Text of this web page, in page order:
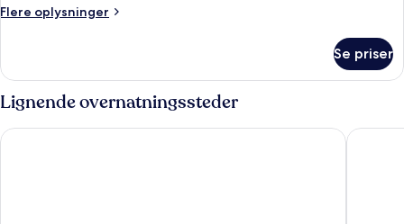
Flere oplysninger
Flere
Se priser
Lignende overnatningssteder
Hotel Spa Porto Cristo Hostal